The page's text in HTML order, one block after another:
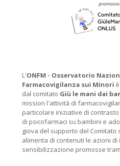
L'ONFM - Osservatorio
Farmacovigilanza sui Minori
dal comitato Giù le mani dai
mission l'attività di
particolare iniziative di
di psicofarmaci su bambini e
giova del supporto del Comitato
alimenta di contenuti le azioni
sensibilizzazione promosse